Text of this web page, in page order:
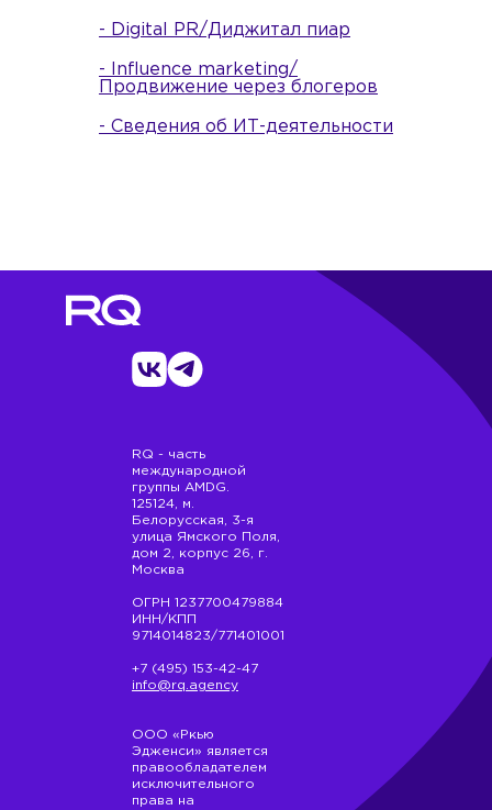
- Digital PR/Диджитал пиар
- Influence marketing/
Продвижение через блогеров
- Сведения об ИТ-деятельности
RQ - часть
международной
группы AMDG.
125124, м.
Белорусская, 3-я
улица Ямского Поля,
дом 2, корпус 26, г.
Москва
ОГРН 1237700479884
ИНН/КПП
9714014823/771401001
+7 (495) 153-42-47
info@rq.agency
ООО «Ркью
Эдженси» является
правообладателем
исключительного
права на